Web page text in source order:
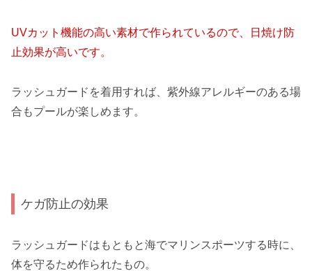
UVカット機能の高い素材で作られているので、日焼け防
止効果が高いです。
ラッシュガードを着用すれば、紫外線アレルギーのある場
合もプールが楽しめます。
ケガ防止の効果
ラッシュガードはもともと海でマリンスポーツする時に、
体を守るため作られたもの。